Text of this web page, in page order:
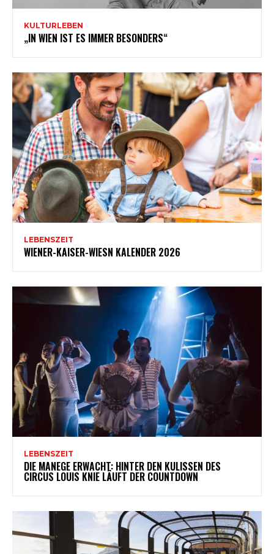
KULTURLEBEN
„IN WIEN IST ES IMMER BESONDERS“
LEBENSZEIT
WIENER-KAISER-WIESN KALENDER 2026
LEBENSZEIT
DIE MANEGE ERWACHT: HINTER DEN KULISSEN DES
CIRCUS LOUIS KNIE LÄUFT DER COUNTDOWN